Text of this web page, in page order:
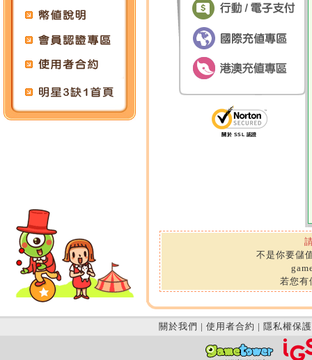
關於 SSL 認證
不是你要儲
若您有
關於我們 | 使用者合約 | 隱私權保護